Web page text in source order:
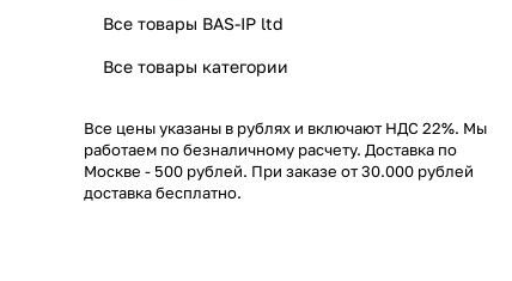
Все товары BAS-IP ltd
Все товары категории
Все цены указаны в рублях и включают НДС 22%. Мы
работаем по безналичному расчету. Доставка по
Москве - 500 рублей. При заказе от 30.000 рублей
доставка бесплатно.